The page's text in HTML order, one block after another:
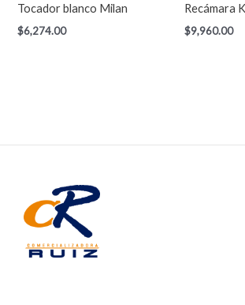
Tocador blanco Milan
$6,274.00
Recámara
$9,960.00